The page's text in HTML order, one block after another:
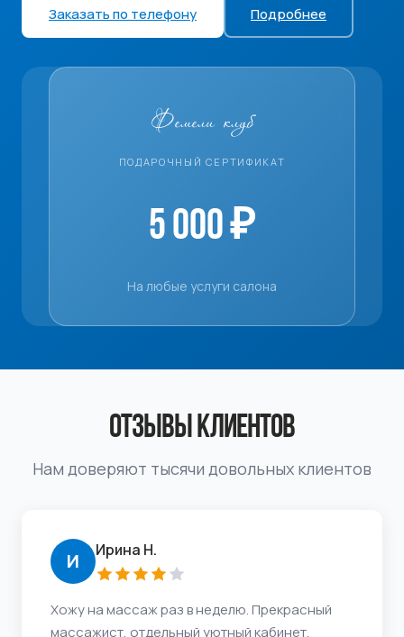
Заказать по телефону Подробнее
Фемели клуб
ПОДАРОЧНЫЙ СЕРТИФИКАТ
5 000 ₽
На любые услуги салона
ОТЗЫВЫ КЛИЕНТОВ
Нам доверяют тысячи довольных клиентов
И Ирина Н.
Хожу на массаж раз в неделю. Прекрасный
массажист, отдельный уютный кабинет,